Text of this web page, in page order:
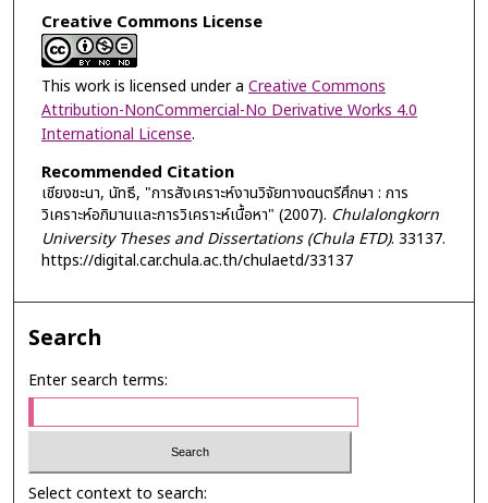
Creative Commons License
This work is licensed under a Creative Commons
Attribution-NonCommercial-No Derivative Works 4.0
International License.
Recommended Citation
เชียงชะนา, นัทธี, "การสังเคราะห์งานวิจัยทางดนตรีศึกษา : การ
วิเคราะห์อภิมานและการวิเคราะห์เนื้อหา" (2007). Chulalongkorn
University Theses and Dissertations (Chula ETD). 33137.
https://digital.car.chula.ac.th/chulaetd/33137
Search
Enter search terms:
Select context to search: